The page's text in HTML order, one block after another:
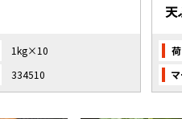
1kg×10
334510
天